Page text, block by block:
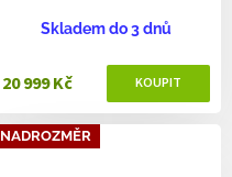
Skladem do 3 dnů
20 999 Kč
NADROZMĚR